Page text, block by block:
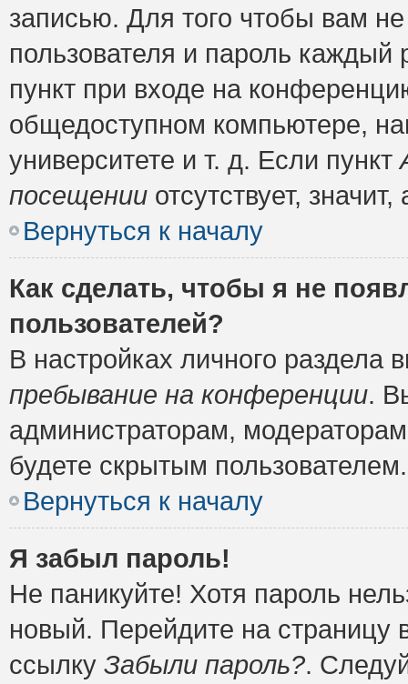
записью. Для того чтобы вам
пользователя и пароль
пункт при входе на
общедоступном компьютере,
университете и т. д. Если пункт
посещении отсутствует,
Вернуться к началу
Как сделать, чтобы я не
пользователей?
В настройках личного
пребывание на конференции.
администраторам,
будете скрытым пользователем.
Вернуться к началу
Я забыл пароль!
Не паникуйте! Хотя пароль
новый. Перейдите на
ссылку Забыли пароль?.